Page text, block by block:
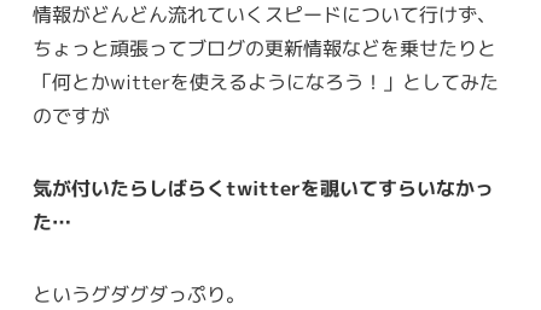
情報がどんどん流れていくスピードについて行けず、
ちょっと頑張ってブログの更新情報などを乗せたりと
「何とかwitterを使えるようになろう！」としてみた
のですが
気が付いたらしばらくtwitterを覗いてすらいなかっ
た…
というグダグダっぷり。